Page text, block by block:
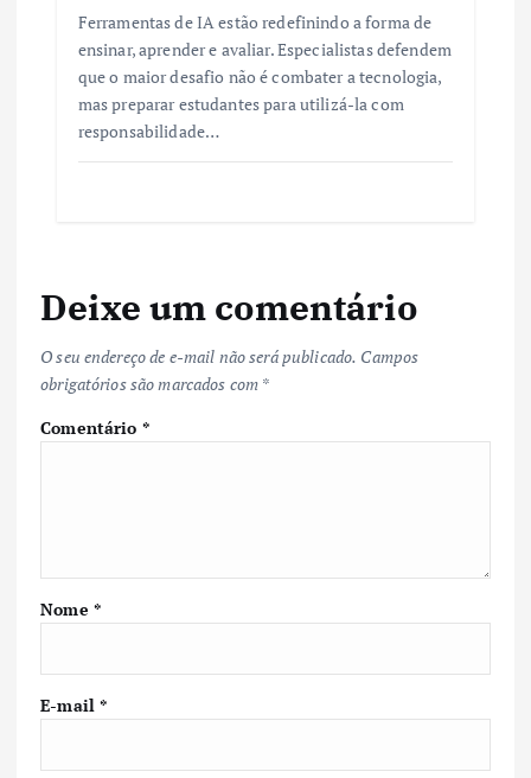
Ferramentas de IA estão redefinindo a forma de
ensinar, aprender e avaliar. Especialistas defendem
que o maior desafio não é combater a tecnologia,
mas preparar estudantes para utilizá-la com
responsabilidade…
Deixe um comentário
O seu endereço de e-mail não será publicado. Campos
obrigatórios são marcados com *
Comentário *
Nome *
E-mail*